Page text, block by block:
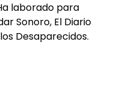
laborado para
Sonoro, El Diario
Desaparecidos.